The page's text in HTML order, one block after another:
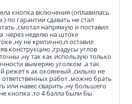
кнопка включения (оплавилась
) по гарантии сдавать не стал
,смотал напрямую и поставил
.через неделю на штоке
,ну не критично,п оставил
конструкцию ,градусы углов
,ну так как использую только
вымеряю уголком .а так
режет к ак окоянный ,сильно не
ответственных работ ,можно брать
или навес сварить ,ну большего
кнопка ,то 4 балла были бы